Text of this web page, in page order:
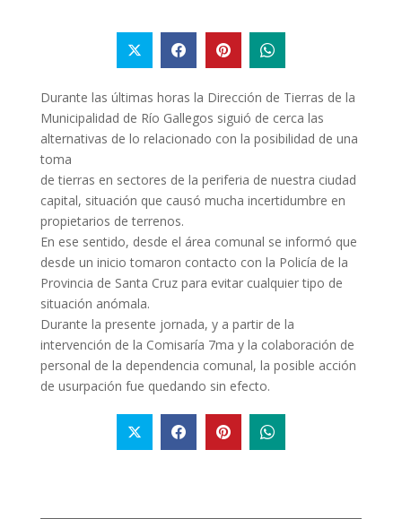
Durante las últimas horas la Dirección de Tierras de la
Municipalidad de Río Gallegos siguió de cerca las
alternativas de lo relacionado con la posibilidad de una
toma
de tierras en sectores de la periferia de nuestra ciudad
capital, situación que causó mucha incertidumbre en
propietarios de terrenos.
En ese sentido, desde el área comunal se informó que
desde un inicio tomaron contacto con la Policía de la
Provincia de Santa Cruz para evitar cualquier tipo de
situación anómala.
Durante la presente jornada, y a partir de la
intervención de la Comisaría 7ma y la colaboración de
personal de la dependencia comunal, la posible acción
de usurpación fue quedando sin efecto.